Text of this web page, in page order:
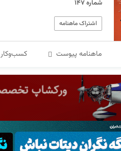
شماره ۱۴۷
اشتراک ماهنامه
ماهنامه پیوست کسب‌و‌کار